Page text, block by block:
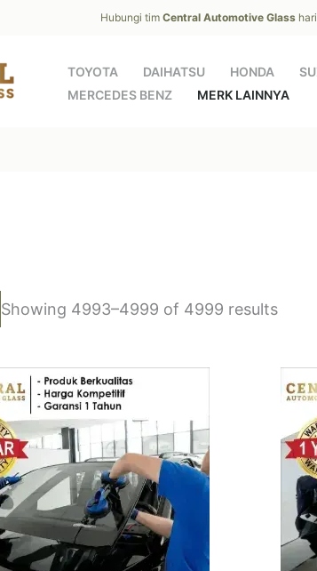
Hubungi tim Central Automotive Glass
TOYOTA DAIHATSU HONDA
MERCEDES BENZ
MERK LAINNYA
Showing 4993–4999 of 4999 results